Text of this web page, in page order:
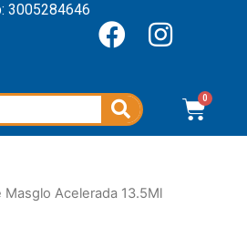
3005284646
Masglo Acelerada 13.5Ml